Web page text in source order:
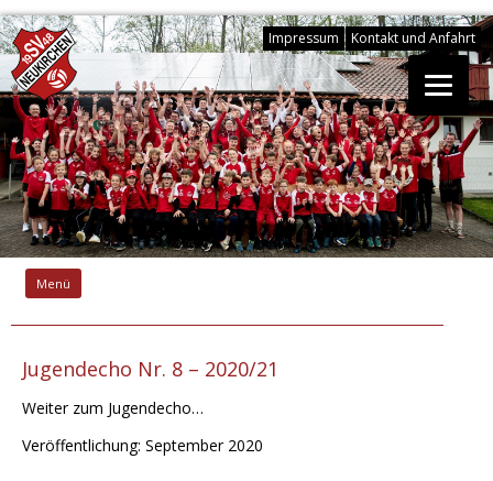
Kontakt und Anfahrt
Impressum
Menü
Springe
Jugendecho Nr. 8 – 2020/21
Weiter zum Jugendecho…
Veröffentlichung: September 2020